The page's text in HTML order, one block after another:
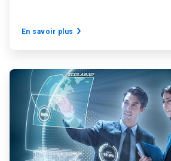
En savoir plus
ArticleTile